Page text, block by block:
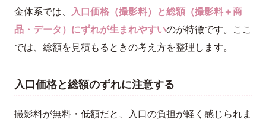
金体系では、
入口価格（撮影料）と総額（撮影料＋商
品・データ）にずれが生まれやすいのが特徴です。ここ
では、総額を見積もるときの考え方を整理します。
入口価格と総額のずれに注意する
撮影料が無料・低額だと、入口の負担が軽く感じられま